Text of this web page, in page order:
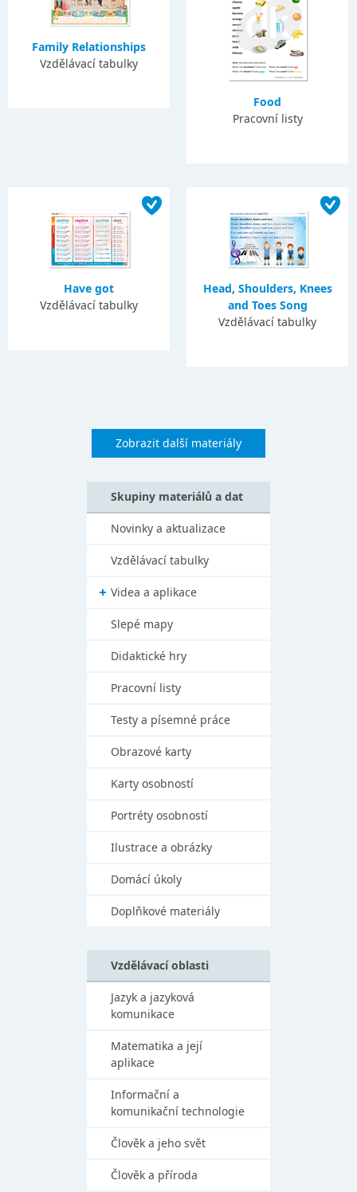
Family Relationships
Vzdělávací tabulky
Food
Pracovní listy
Have got
Vzdělávací tabulky
Head, Shoulders, Knees
and Toes Song
Vzdělávací tabulky
Zobrazit další materiály
Skupiny materiálů a dat
Novinky a aktualizace
Vzdělávací tabulky
Videa a aplikace
Slepé mapy
Didaktické hry
Pracovní listy
Testy a písemné práce
Obrazové karty
Karty osobností
Portréty osobností
Ilustrace a obrázky
Domácí úkoly
Doplňkové materiály
Vzdělávací oblasti
Jazyk a jazyková
komunikace
Matematika a její
aplikace
Informační a
komunikační technologie
Člověk a jeho svět
Člověk a příroda